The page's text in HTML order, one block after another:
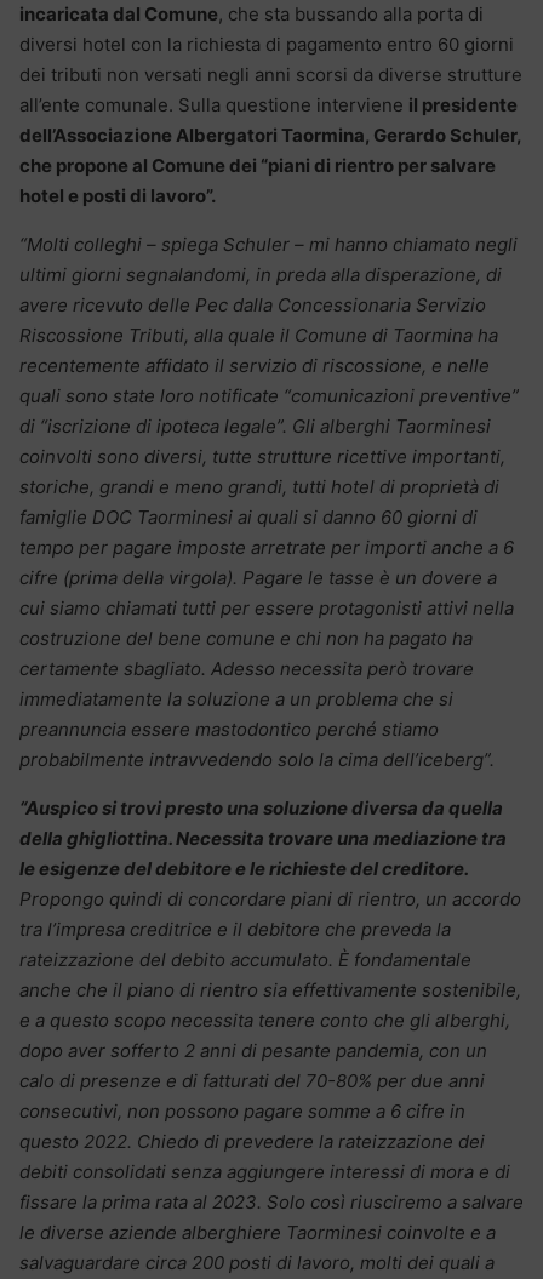
incaricata dal Comune, che sta bussando alla porta di
diversi hotel con la richiesta di pagamento entro 60 giorni
dei tributi non versati negli anni scorsi da diverse strutture
all’ente comunale. Sulla questione interviene il presidente
dell’Associazione Albergatori Taormina, Gerardo Schuler,
che propone al Comune dei “piani di rientro per salvare
hotel e posti di lavoro”.
“Molti colleghi – spiega Schuler – mi hanno chiamato negli
ultimi giorni segnalandomi, in preda alla disperazione, di
avere ricevuto delle Pec dalla Concessionaria Servizio
Riscossione Tributi, alla quale il Comune di Taormina ha
recentemente affidato il servizio di riscossione, e nelle
quali sono state loro notificate “comunicazioni preventive”
di “iscrizione di ipoteca legale”. Gli alberghi Taorminesi
coinvolti sono diversi, tutte strutture ricettive importanti,
storiche, grandi e meno grandi, tutti hotel di proprietà di
famiglie DOC Taorminesi ai quali si danno 60 giorni di
tempo per pagare imposte arretrate per importi anche a 6
cifre (prima della virgola). Pagare le tasse è un dovere a
cui siamo chiamati tutti per essere protagonisti attivi nella
costruzione del bene comune e chi non ha pagato ha
certamente sbagliato. Adesso necessita però trovare
immediatamente la soluzione a un problema che si
preannuncia essere mastodontico perché stiamo
probabilmente intravvedendo solo la cima dell’iceberg”.
“Auspico si trovi presto una soluzione diversa da quella
della ghigliottina. Necessita trovare una mediazione tra
le esigenze del debitore e le richieste del creditore.
Propongo quindi di concordare piani di rientro, un accordo
tra l’impresa creditrice e il debitore che preveda la
rateizzazione del debito accumulato. È fondamentale
anche che il piano di rientro sia effettivamente sostenibile,
e a questo scopo necessita tenere conto che gli alberghi,
dopo aver sofferto 2 anni di pesante pandemia, con un
calo di presenze e di fatturati del 70-80% per due anni
consecutivi, non possono pagare somme a 6 cifre in
questo 2022. Chiedo di prevedere la rateizzazione dei
debiti consolidati senza aggiungere interessi di mora e di
fissare la prima rata al 2023. Solo così riusciremo a salvare
le diverse aziende alberghiere Taorminesi coinvolte e a
salvaguardare circa 200 posti di lavoro, molti dei quali a